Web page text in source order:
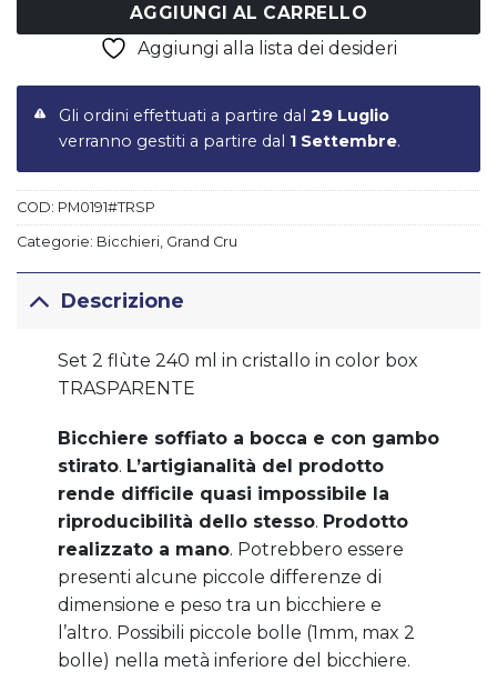
AGGIUNGI AL CARRELLO
Aggiungi alla lista dei desideri
Gli ordini effettuati a partire dal 29 Luglio
verranno gestiti a partire dal 1 Settembre.
COD: PM0191#TRSP
Categorie: Bicchieri Grand Cru
Descrizione
Set 2 flùte 240 ml in cristallo in color box
TRASPARENTE
Bicchiere soffiato a bocca e con gambo
stirato. L’artigianalità del prodotto
rende difficile quasi impossibile la
riproducibilità dello stesso. Prodotto
realizzato a mano. Potrebbero essere
presenti alcune piccole differenze di
dimensione e peso tra un bicchiere e
l’altro. Possibili piccole bolle (1mm, max 2
bolle) nella metà inferiore del bicchiere.